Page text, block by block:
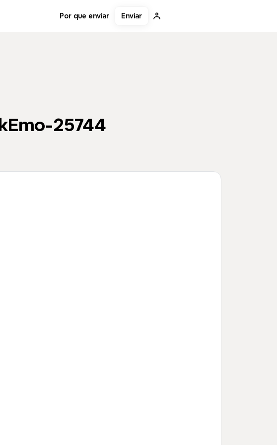
Por que enviar Enviar
25744